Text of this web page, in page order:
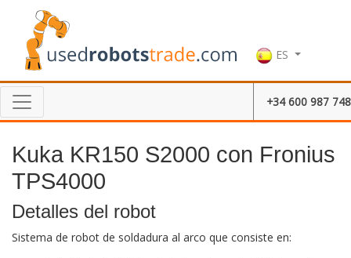
ES
+34 600 987 748
Kuka KR150 S2000 con Fronius
TPS4000
Detalles del robot
Sistema de robot de soldadura al arco que consiste en: